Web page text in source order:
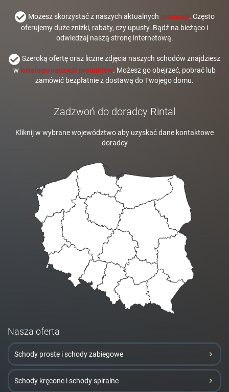
Możesz skorzystać z naszych aktualnych promocji. Często
oferujemy duże zniżki, rabaty, czy upusty. Bądź na bieżąco i
odwiedzaj naszą stronę internetową.
Szeroką ofertę oraz liczne zdjęcia naszych schodów znajdziesz
w katalogu naszych produktów. Możesz go obejrzeć, pobrać lub
zamówić bezpłatnie z dostawą do Twojego domu.
Zadzwoń do doradcy Rintal
Kliknij w wybrane województwo aby uzyskać dane kontaktowe
doradcy
Nasza oferta
Schody proste i schody zabiegowe
Schody kręcone i schody spiralne